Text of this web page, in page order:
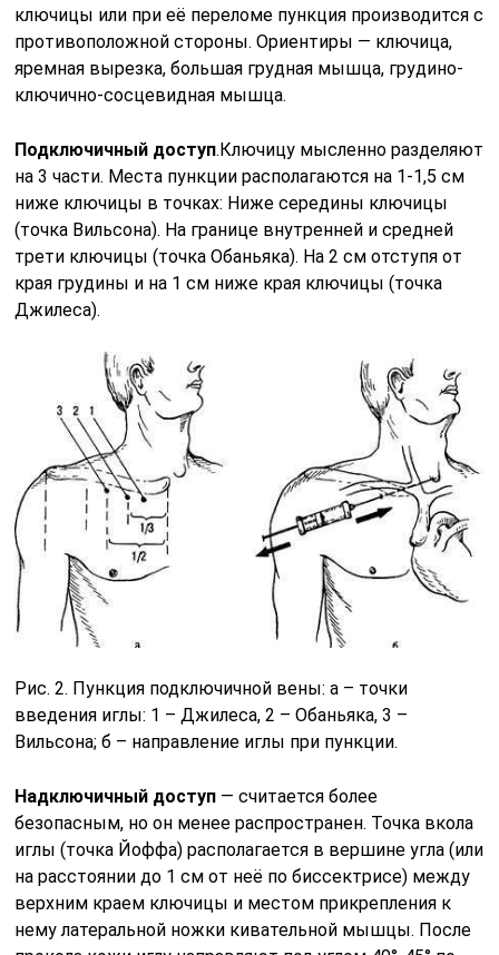
ключицы или при её переломе пункция производится с
противоположной стороны. Ориентиры — ключица,
яремная вырезка, большая грудная мышца, грудино-
ключично-сосцевидная мышца.
Подключичный доступ.Ключицу мысленно разделяют
на 3 части. Места пункции располагаются на 1-1,5 см
ниже ключицы в точках: Ниже середины ключицы
(точка Вильсона). На границе внутренней и средней
трети ключицы (точка Обаньяка). На 2 см отступя от
края грудины и на 1 см ниже края ключицы (точка
Джилеса).
Рис. 2. Пункция подключичной вены: а – точки
введения иглы: 1 – Джилеса, 2 – Обаньяка, 3 –
Вильсона; б – направление иглы при пункции.
Надключичный доступ — считается более
безопасным, но он менее распространен. Точка вкола
иглы (точка Йоффа) располагается в вершине угла (или
на расстоянии до 1 см от неё по биссектрисе) между
верхним краем ключицы и местом прикрепления к
нему латеральной ножки кивательной мышцы. После